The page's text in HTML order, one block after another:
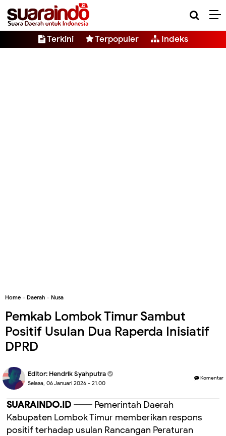
Terkini Terpopuler Indeks
Home » Daerah » Nusa
Pemkab Lombok Timur Sambut
Positif Usulan Dua Raperda Inisiatif
DPRD
Editor: Hendrik Syahputra
Selasa, 06 Januari 2026 - 21.00
Komentar
SUARAINDO.ID ------ Pemerintah Daerah
Kabupaten Lombok Timur memberikan respons
positif terhadap usulan Rancangan Peraturan